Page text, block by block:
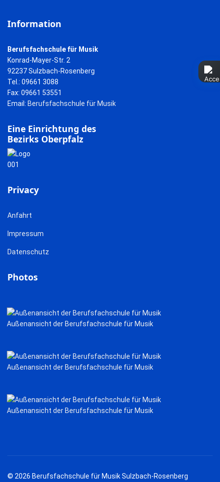
Information
Berufsfachschule für Musik
Konrad-Mayer-Str. 2
92237 Sulzbach-Rosenberg
Tel.: 09661 3088
Fax: 09661 53551
Email: Berufsfachschule für Musik
Eine Einrichtung des
Bezirks Oberpfalz
Privacy
Anfahrt
Impressum
Datenschutz
Photos
Außenansicht der Berufsfachschule für Musik
Außenansicht der Berufsfachschule für Musik
Außenansicht der Berufsfachschule für Musik
© 2026 Berufsfachschule für Musik Sulzbach-Rosenberg